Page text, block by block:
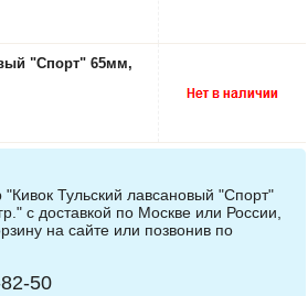
"Спорт" 65мм,
Тульский лавсановый "Спорт"
с доставкой по Москве или России,
на сайте или позвонив по
50